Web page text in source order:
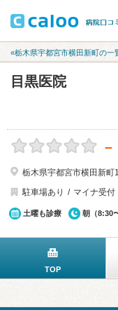
«栃木県宇都宮市横田新町の一
目黒医院
－
栃木県宇都宮市横田新町
駐車場あり
マイナ受付
土曜も診療 朝（8:30
TOP